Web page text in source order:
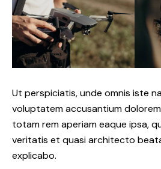
Ut perspiciatis, unde omnis iste
voluptatem accusantium
totam rem aperiam eaque ipsa,
veritatis et quasi architecto
explicabo.